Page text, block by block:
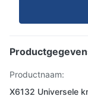
Productnaam:
X6132 Universele